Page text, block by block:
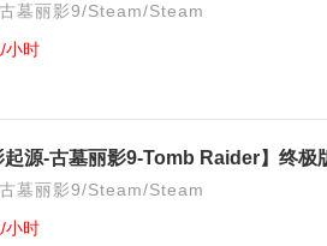
墓丽影9/Steam/Steam
/小时
起源-古墓丽影9-Tomb Raider】终极
墓丽影9/Steam/Steam
/小时